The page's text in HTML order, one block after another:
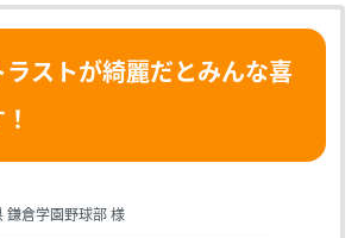
ストが綺麗だとみんな喜
鎌倉学園野球部 様